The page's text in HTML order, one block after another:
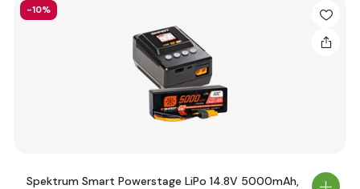
-10%
Spektrum Smart Powerstage LiPo 14.8V 5000mAh,